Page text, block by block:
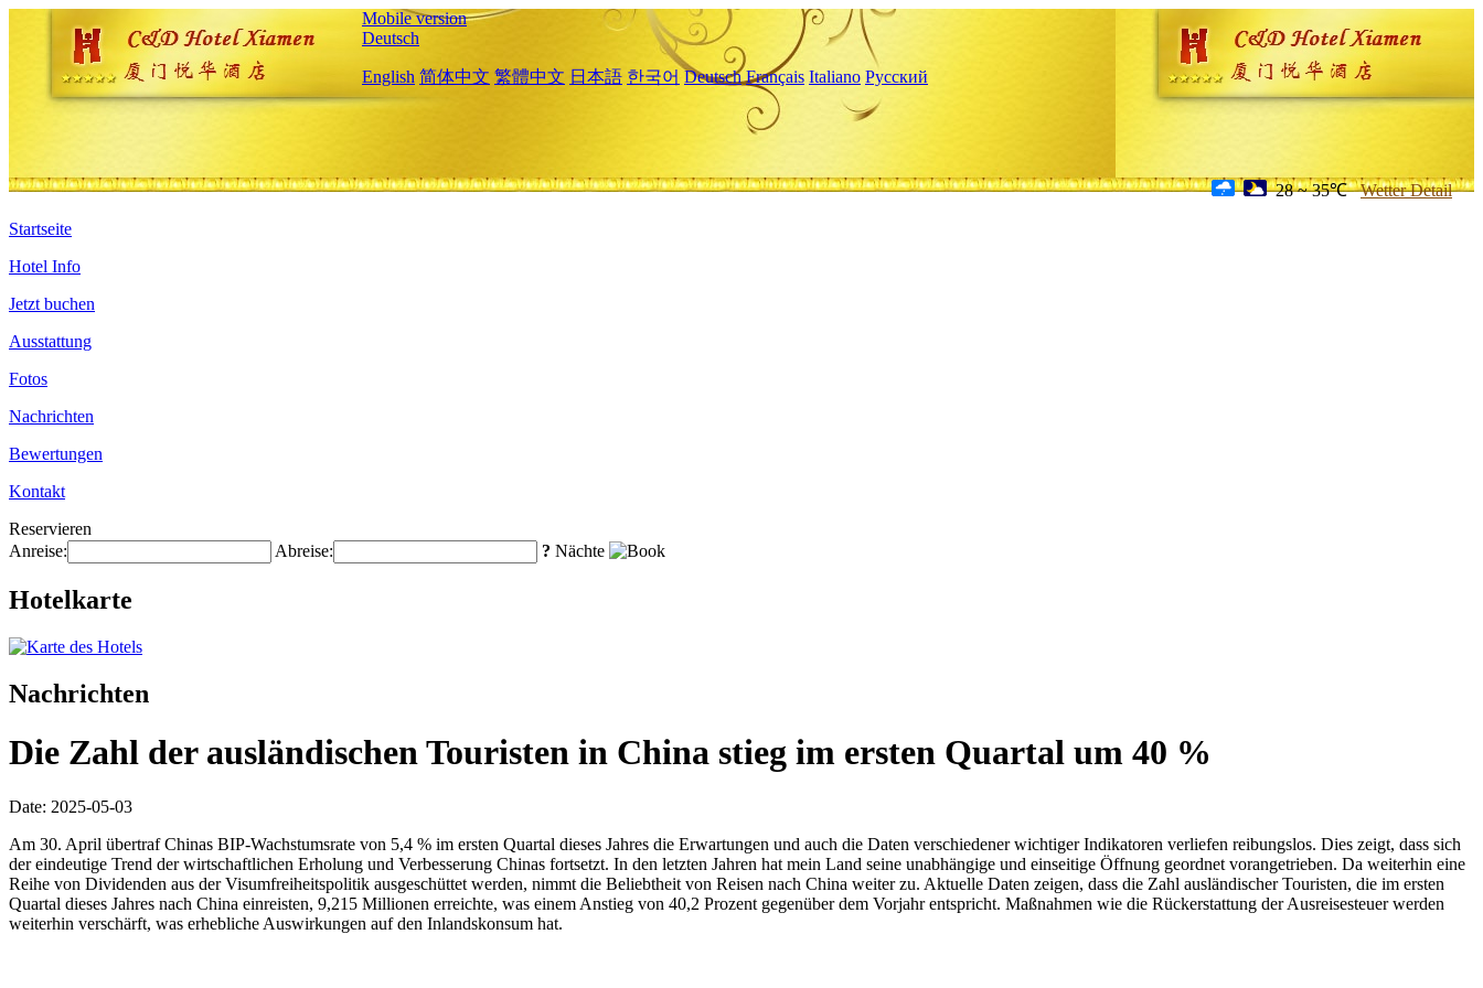
Mobile version
Deutsch
English 简体中文 繁體中文 日本語 한국어 Deutsch Français Italiano Русский
28 ~ 35℃ Wetter Detail
Startseite
Hotel Info
Jetzt buchen
Ausstattung
Fotos
Nachrichten
Bewertungen
Kontakt
Reservieren
Anreise:
Abreise: ? Nächte
Hotelkarte
Nachrichten
Die Zahl der ausländischen Touristen in China stieg im ersten Quartal um 40 %
Date: 2025-05-03
Am 30. April übertraf Chinas BIP-Wachstumsrate von 5,4 % im ersten Quartal dieses Jahres die Erwartungen und auch die Daten verschiedener wichtiger Indikatoren verliefen reibungslos. Dies zeigt, dass sich
der eindeutige Trend der wirtschaftlichen Erholung und Verbesserung Chinas fortsetzt. In den letzten Jahren hat mein Land seine unabhängige und einseitige Öffnung geordnet vorangetrieben. Da weiterhin eine
Reihe von Dividenden aus der Visumfreiheitspolitik ausgeschüttet werden, nimmt die Beliebtheit von Reisen nach China weiter zu. Aktuelle Daten zeigen, dass die Zahl ausländischer Touristen, die im ersten
Quartal dieses Jahres nach China einreisten, 9,215 Millionen erreichte, was einem Anstieg von 40,2 Prozent gegenüber dem Vorjahr entspricht. Maßnahmen wie die Rückerstattung der Ausreisesteuer werden
weiterhin verschärft, was erhebliche Auswirkungen auf den Inlandskonsum hat.